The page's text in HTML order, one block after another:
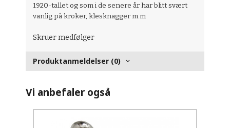
1920-tallet og som i de senere år har blitt svært
vanlig på kroker, klesknagger m.m
Skruer medfølger
Produktanmeldelser (0)
Vi anbefaler også